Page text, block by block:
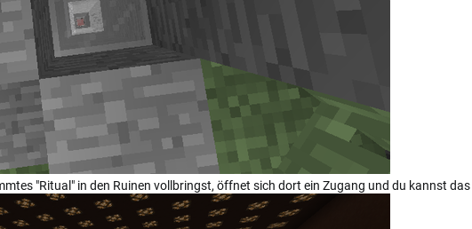
"Ritual" in den Ruinen vollbringst, öffnet sich dort ein Zugang und du kannst das